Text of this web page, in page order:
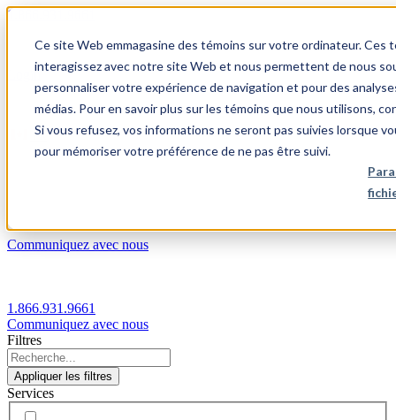
Ce site Web emmagasine des témoins sur votre ordinateur.
interagissez avec notre site Web et nous permettent de nous
personnaliser votre expérience de navigation et pour des
médias. Pour en savoir plus sur les témoins que nous utilisons,
Si vous refusez, vos informations ne seront pas suivies lorsque
pour mémoriser votre préférence de ne pas être suivi.
1.866.931.9661
Login
FR
Communiquez avec nous
1.866.931.9661
Communiquez avec nous
Filtres
Appliquer les filtres
Services